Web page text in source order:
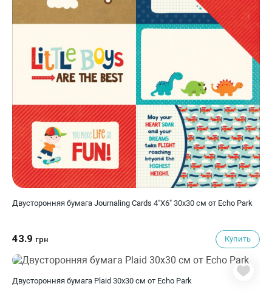
Двусторонняя бумага Journaling Cards 4"X6" 30х30 см от Echo Park
43.9 грн Купить
Двусторонняя бумага Plaid 30х30 см от Echo Park